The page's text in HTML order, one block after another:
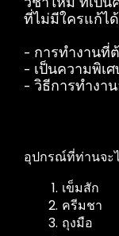
ที่ไม่มีใครแก้ได้
- การทำงานที่
- เป็นความพิเ
- วิธีการทำงา
อุปกรณ์ที่ท่านจะ
เข็มสัก
ครีมชา
ถุงมือ